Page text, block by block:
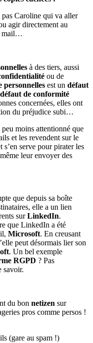
pas Caroline qui va aller
agir directement au
mail…
à des tiers, aussi
ou de
personnelles est un défaut
défaut de conformité
concernées, elles ont
du préjudice subi…
moins attentionné que
et les revendent sur le
s’en serve pour pirater les
leur envoyer des
que depuis sa boîte
elle a un lien
surLinkedIn.
que LinkedIn a été
Microsoft. En creusant
peut désormais lier son
. Un bel exemple
RGPD ? Pas
savoir.
du bon netizen sur
pros comme persos !
(gare au spam !)